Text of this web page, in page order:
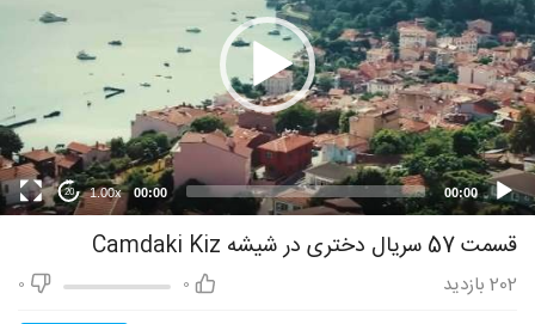
00:00
00:00
1.00x
20
قسمت 57 سریال دختری در شیشه Camdaki Kiz
0
0 202 بازدید